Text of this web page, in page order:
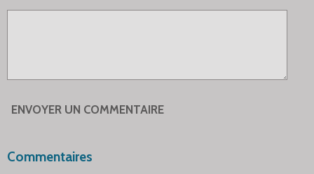
ENVOYER UN COMMENTAIRE
Commentaires